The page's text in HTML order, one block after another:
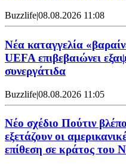
Buzzlife|08.08.2026 11:08
Νέα καταγγελία
UEFA επιβεβαιώνει
συνεργάτιδα
Buzzlife|08.08.2026 11:05
Νέο σχέδιο Πούτιν
εξετάζουν οι
επίθεση σε κράτος του